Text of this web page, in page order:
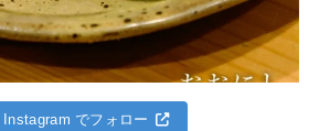
Instagram でフォロー